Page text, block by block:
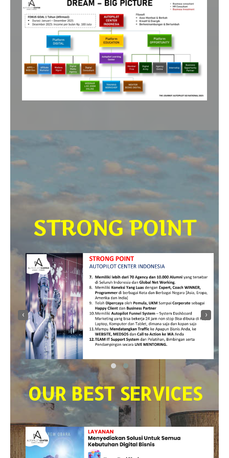
STRONG POINT
‹ ›
OUR BEST SERVICES